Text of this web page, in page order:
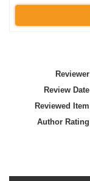
Reviewer
Review Date
Reviewed Item
Author Rating